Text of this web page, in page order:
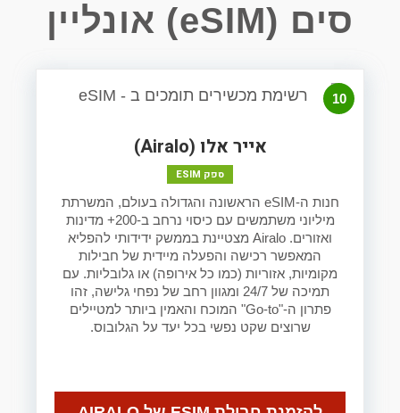
סים (eSIM) אונליין
10
אייר אלו (Airalo)
ספק ESIM
חנות ה-eSIM הראשונה והגדולה בעולם, המשרתת
מיליוני משתמשים עם כיסוי נרחב ב-200+ מדינות
ואזורים. Airalo מצטיינת בממשק ידידותי להפליא
המאפשר רכישה והפעלה מיידית של חבילות
מקומיות, אזוריות (כמו כל אירופה) או גלובליות. עם
תמיכה של 24/7 ומגוון רחב של נפחי גלישה, זהו
פתרון ה-"Go-to" המוכח והאמין ביותר למטיילים
שרוצים שקט נפשי בכל יעד על הגלובוס.